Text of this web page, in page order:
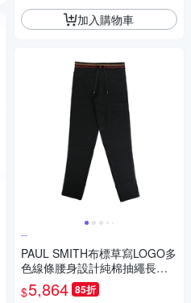
加入購物車
--
PAUL SMITH布標草寫LOGO多
色線條腰身設計純棉抽繩長褲
(男款x黑x多色)
$5,864 85折